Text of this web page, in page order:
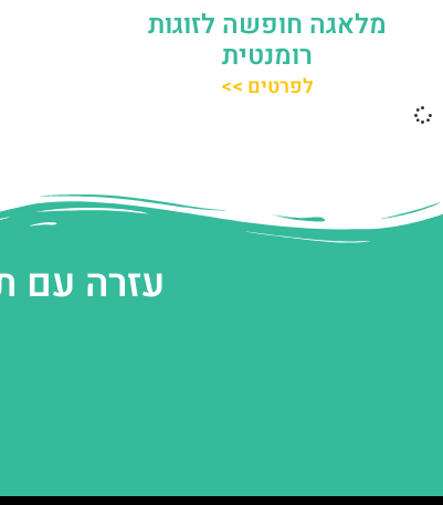
מלאגה חופשה לזוגות
רומנטית
לפרטים >>
עזרה עם